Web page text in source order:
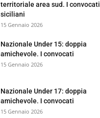
territoriale area sud. I convocati
siciliani
15 Gennaio 2026
Nazionale Under 15: doppia
amichevole. I convocati
15 Gennaio 2026
Nazionale Under 17: doppia
amichevole. I convocati
15 Gennaio 2026